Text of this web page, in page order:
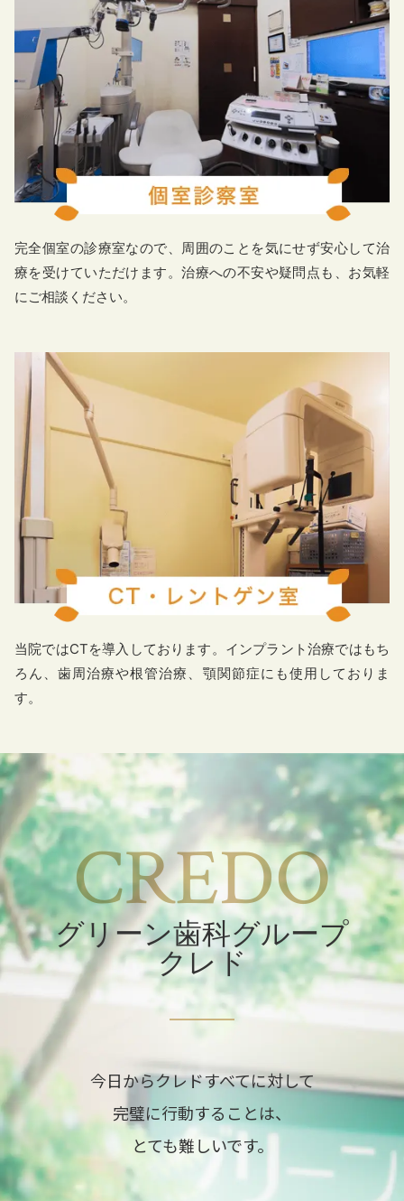
完全個室の診療室なので、周囲のことを気にせず安心して治
療を受けていただけます。治療への不安や疑問点も、お気軽
にご相談ください。
当院ではCTを導入しております。インプラント治療ではもち
ろん、歯周治療や根管治療、顎関節症にも使用しておりま
す。
CREDO
グリーン歯科グループ
クレド
今日からクレドすべてに対して
完璧に行動することは、
とても難しいです。